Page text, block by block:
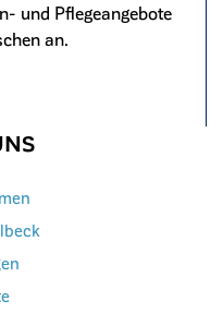
und Pflegeangebote
an.